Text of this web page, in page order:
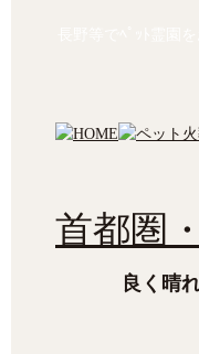
首都圏
良く晴